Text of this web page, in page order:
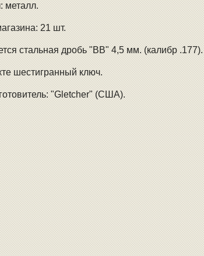
металл.
21 шт.
стальная дробь "BB" 4,5 мм. (калибр .177).
шестигранный ключ.
"Gletcher" (США).